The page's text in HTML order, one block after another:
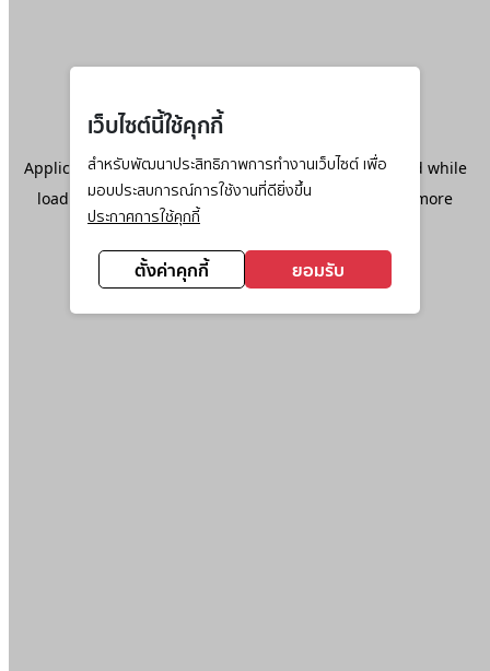
เว็บไซต์นี้ใช้คุกกี้
สำหรับพัฒนาประสิทธิภาพการทำงานเว็บไซต์ เพื่อ
มอบประสบการณ์การใช้งานที่ดียิ่งขึ้น
ประกาศการใช้คุกกี้
ตั้งค่าคุกกี้ ยอมรับ
Application error: aclient-side exception has occurred while
loadingwww.ktc.co.th(see the browser console
for more
information).